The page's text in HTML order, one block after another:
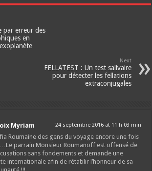
par erreur des
en
Next
FELLATEST : Un test salivaire
pour détecter les fellations
extraconjugales
Myriam 24 septembre 2016 at 11 h 03 min
Roumaine des gens du voyage encore une fois
parrain Monsieur Roumanoff est offensé de
sans fondements et demande une
internationale afin de rétablir l’honneur de sa